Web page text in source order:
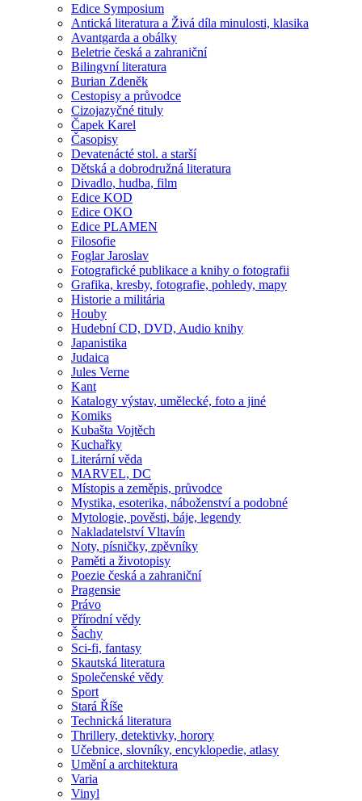
Edice Symposium
Antická literatura a Živá díla minulosti, klasika
Avantgarda a obálky
Beletrie česká a zahraniční
Bilingvní literatura
Burian Zdeněk
Cestopisy a průvodce
Cizojazyčné tituly
Čapek Karel
Časopisy
Devatenácté stol. a starší
Dětská a dobrodružná literatura
Divadlo, hudba, film
Edice KOD
Edice OKO
Edice PLAMEN
Filosofie
Foglar Jaroslav
Fotografické publikace a knihy o fotografii
Grafika, kresby, fotografie, pohledy, mapy
Historie a militária
Houby
Hudební CD, DVD, Audio knihy
Japanistika
Judaica
Jules Verne
Kant
Katalogy výstav, umělecké, foto a jiné
Komiks
Kubašta Vojtěch
Kuchařky
Literární věda
MARVEL, DC
Místopis a zeměpis, průvodce
Mystika, esoterika, náboženství a podobné
Mytologie, pověsti, báje, legendy
Nakladatelství Vltavín
Noty, písničky, zpěvníky
Paměti a životopisy
Poezie česká a zahraniční
Pragensie
Právo
Přírodní vědy
Šachy
Sci-fi, fantasy
Skautská literatura
Společenské vědy
Sport
Stará Říše
Technická literatura
Thrillery, detektivky, horory
Učebnice, slovníky, encyklopedie, atlasy
Umění a architektura
Varia
Vinyl